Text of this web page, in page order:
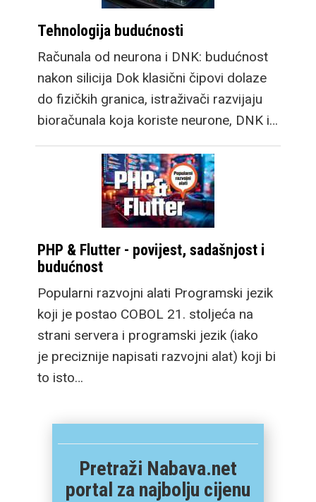
Tehnologija budućnosti
Računala od neurona i DNK: budućnost
nakon silicija Dok klasični čipovi dolaze
do fizičkih granica, istraživači razvijaju
bioračunala koja koriste neurone, DNK i…
PHP & Flutter - povijest, sadašnjost i
budućnost
Popularni razvojni alati Programski jezik
koji je postao COBOL 21. stoljeća na
strani servera i programski jezik (iako
je preciznije napisati razvojni alat) koji bi
to isto…
Pretraži Nabava.net
portal za najbolju cijenu